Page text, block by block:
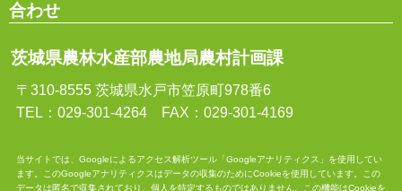
合わせ
茨城県農林水産部農地局農村計画課
〒310-8555 茨城県水戸市笠原町978番6
TEL：029-301-4264 FAX：029-301-4169
当サイトでは、Googleによるアクセス解析ツール「Googleアナリティクス」を使用してい
ます。このGoogleアナリティクスはデータの収集のためにCookieを使用しています。この
データは匿名で収集されており、個人を特定するものではありません。この機能はCookieを